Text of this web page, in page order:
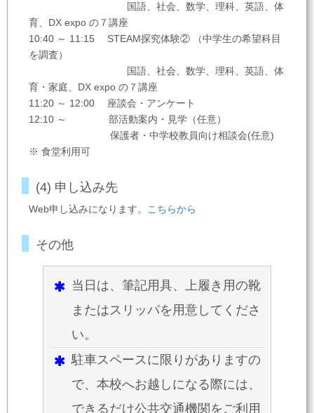
国語、社会、数学、理科、英語、体
育、DX expo の７講座
10:40 ～ 11:15 STEAM探究体験② （中学生の希望科目
を調査）
国語、社会、数学、理科、英語、体
育・家庭、DX expo の７講座
11:20 ～ 12:00 座談会・アンケート
12:10 ～ 部活動案内・見学（任意）
保護者・中学校教員向け相談会(任意)
※ 食堂利用可
(4) 申し込み先
Web申し込みになります。 こちらから
その他
当日は、筆記用具、上履き用の靴
またはスリッパを用意してくださ
い。
駐車スペースに限りがありますの
で、本校へお越しになる際には、
できるだけ公共交通機関をご利用